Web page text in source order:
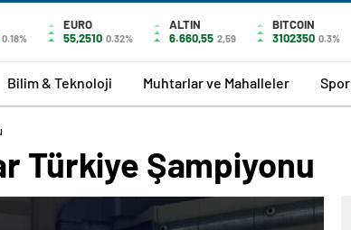
0.18%
EURO
55,2510 0.32%
ALTIN
6.660,55 2,59
BITCOIN
3102350 0.3%
Bilim & Teknoloji Muhtarlar ve Mahalleler Spor
Türkiye Şampiyonu